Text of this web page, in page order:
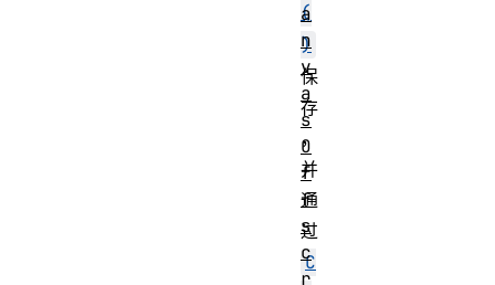
(
)
保
存
，
并
通
过
C
a
n
v
a
s
O
f
f
s
c
r